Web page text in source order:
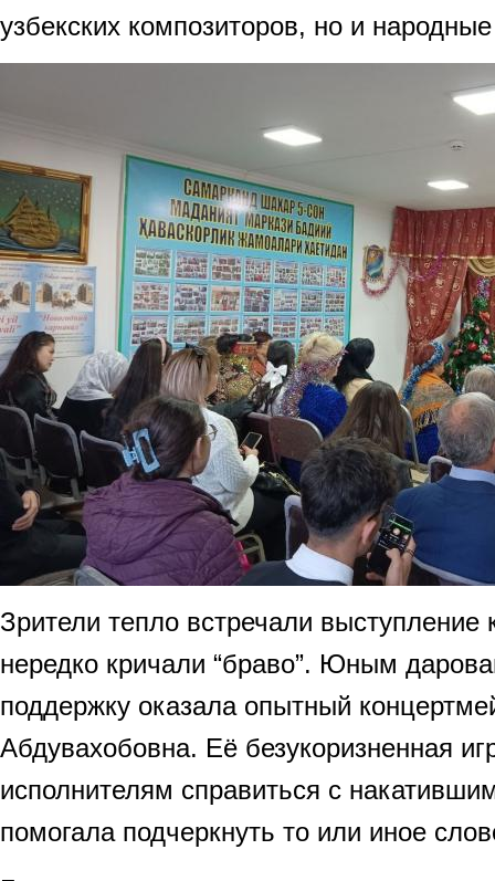
узбекских композиторов, но и
Зрители тепло встречали выступление
нередко кричали “браво”. Юным
поддержку оказала опытный
Абдувахобовна. Её безукоризненная
исполнителям справиться с
помогала подчеркнуть то или иное